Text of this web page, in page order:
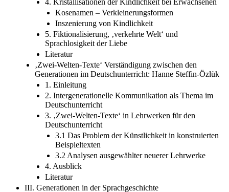
4. Kristallisationen der Kindlichkeit bei Erwachsenen
Kosenamen – Verkleinerungsformen
Inszenierung von Kindlichkeit
5. Fiktionalisierung, ‚verkehrte Welt‘ und
Sprachlosigkeit der Liebe
Literatur
‚Zwei-Welten-Texte‘ Verständigung zwischen den
Generationen im Deutschunterricht: Hanne Steffin-Özlük
1. Einleitung
2. Intergenerationelle Kommunikation als Thema im
Deutschunterricht
3. ‚Zwei-Welten-Texte‘ in Lehrwerken für den
Deutschunterricht
3.1 Das Problem der Künstlichkeit in konstruierten
Beispieltexten
3.2 Analysen ausgewählter neuerer Lehrwerke
4. Ausblick
Literatur
III. Generationen in der Sprachgeschichte